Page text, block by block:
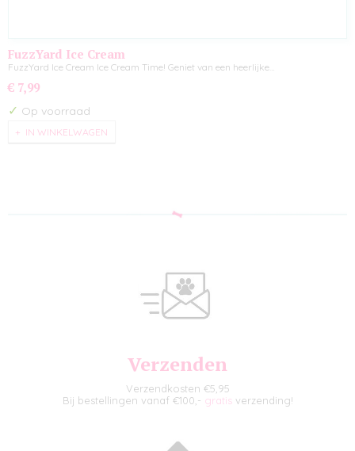
FuzzYard Ice Cream
FuzzYard Ice Cream Ice Cream Time! Geniet van een heerlijke…
€ 7,99
✓ Op voorraad
IN WINKELWAGEN
Verzenden
Verzendkosten €5,95
Bij bestellingen vanaf €100,- gratisverzending!